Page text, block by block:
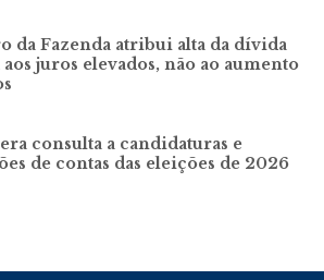
da Fazenda atribui alta da dívida
juros elevados, não ao aumento
consulta a candidaturas e
de contas das eleições de 2026